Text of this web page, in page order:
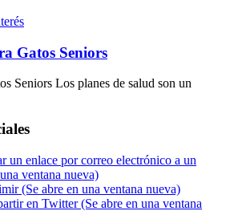
Gatos Seniors
Seniors Los planes de salud son un
un enlace por correo electrónico a un
ventana nueva)
(Se abre en una ventana nueva)
en Twitter (Se abre en una ventana